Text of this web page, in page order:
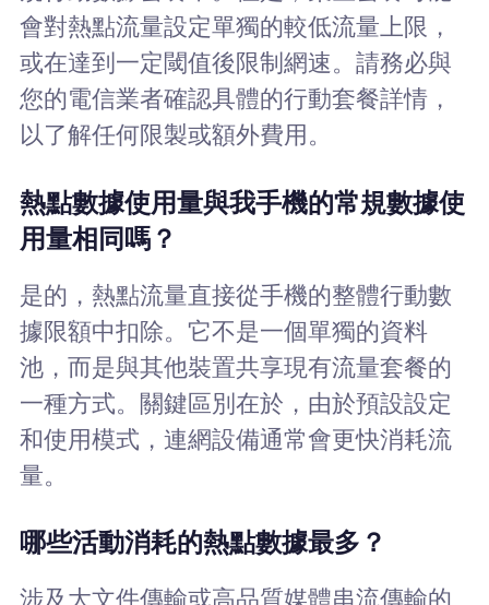
會對熱點流量設定單獨的較低流量上限，
或在達到一定閾值後限制網速。請務必與
您的電信業者確認具體的行動套餐詳情，
以了解任何限製或額外費用。
熱點數據使用量與我手機的常規數據使
用量相同嗎？
是的，熱點流量直接從手機的整體行動數
據限額中扣除。它不是一個單獨的資料
池，而是與其他裝置共享現有流量套餐的
一種方式。關鍵區別在於，由於預設設定
和使用模式，連網設備通常會更快消耗流
量。
哪些活動消耗的熱點數據最多？
涉及大文件傳輸或高品質媒體串流傳輸的